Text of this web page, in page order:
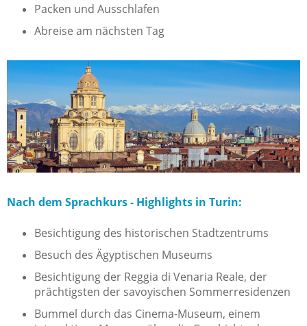
Packen und Ausschlafen
Abreise am nächsten Tag
Nach dem Sprachkurs - Highlights in Turin:
Besichtigung des historischen Stadtzentrums
Besuch des Ägyptischen Museums
Besichtigung der Reggia di Venaria Reale, der
prächtigsten der savoyischen Sommerresidenzen
Bummel durch das Cinema-Museum, einem